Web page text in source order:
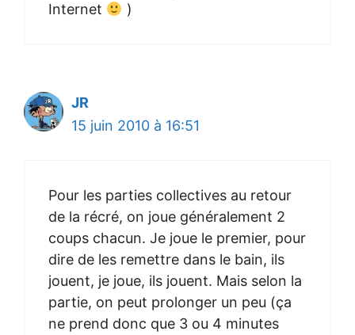
Internet
)
JR
15 juin 2010 à 16:51
Pour les parties collectives au retour
de la récré, on joue généralement 2
coups chacun. Je joue le premier, pour
dire de les remettre dans le bain, ils
jouent, je joue, ils jouent. Mais selon la
partie, on peut prolonger un peu (ça
ne prend donc que 3 ou 4 minutes